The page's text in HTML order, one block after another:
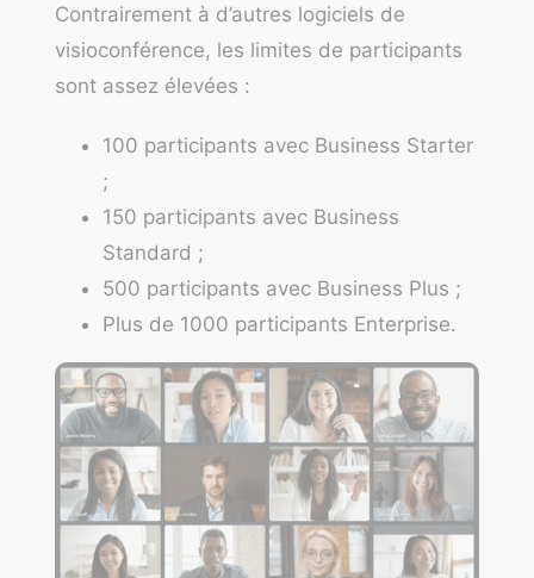
Contrairement à d’autres logiciels de
visioconférence, les limites de participants
sont assez élevées :
100 participants avec Business Starter
;
150 participants avec Business
Standard ;
500 participants avec Business Plus ;
Plus de 1000 participants Enterprise.